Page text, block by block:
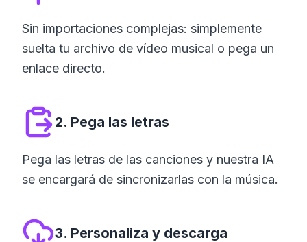
Sin importaciones complejas: simplemente
suelta tu archivo de vídeo musical o pega un
enlace directo.
2. Pega las letras
Pega las letras de las canciones y nuestra IA
se encargará de sincronizarlas con la música.
3. Personaliza y descarga